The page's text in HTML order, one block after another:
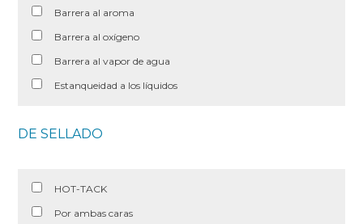
Barrera al aroma
Barrera al oxígeno
Barrera al vapor de agua
Estanqueidad a los líquidos
DE SELLADO
HOT-TACK
Por ambas caras